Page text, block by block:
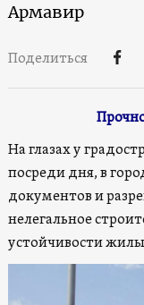
Армавир
Поделиться
На глазах у
посреди дня, в
документов и
нелегальное
устойчивости